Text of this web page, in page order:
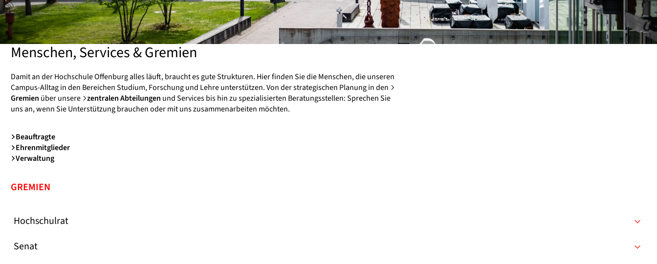
Menschen, Services & Gremien
Damit an der Hochschule Offenburg alles läuft, braucht es gute Strukturen. Hier finden Sie die Menschen, die unseren
Campus-Alltag in den Bereichen Studium, Forschung und Lehre unterstützen. Von der strategischen Planung in den
Gremien über unsere zentralen Abteilungen und Services bis hin zu spezialisierten Beratungsstellen: Sprechen Sie
uns an, wenn Sie Unterstützung brauchen oder mit uns zusammenarbeiten möchten.
Beauftragte
Ehrenmitglieder
Verwaltung
GREMIEN
Hochschulrat
Senat